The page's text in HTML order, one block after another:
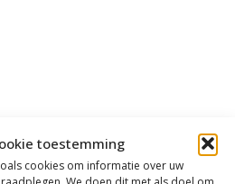
toestemming
cookies om informatie over uw